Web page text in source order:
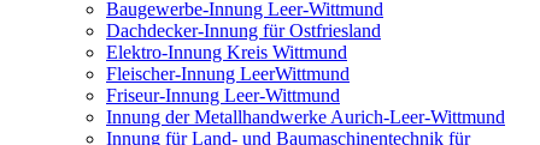
Baugewerbe-Innung Leer-Wittmund
Dachdecker-Innung für Ostfriesland
Elektro-Innung Kreis Wittmund
Fleischer-Innung LeerWittmund
Friseur-Innung Leer-Wittmund
Innung der Metallhandwerke Aurich-Leer-Wittmund
Innung für Land- und Baumaschinentechnik für